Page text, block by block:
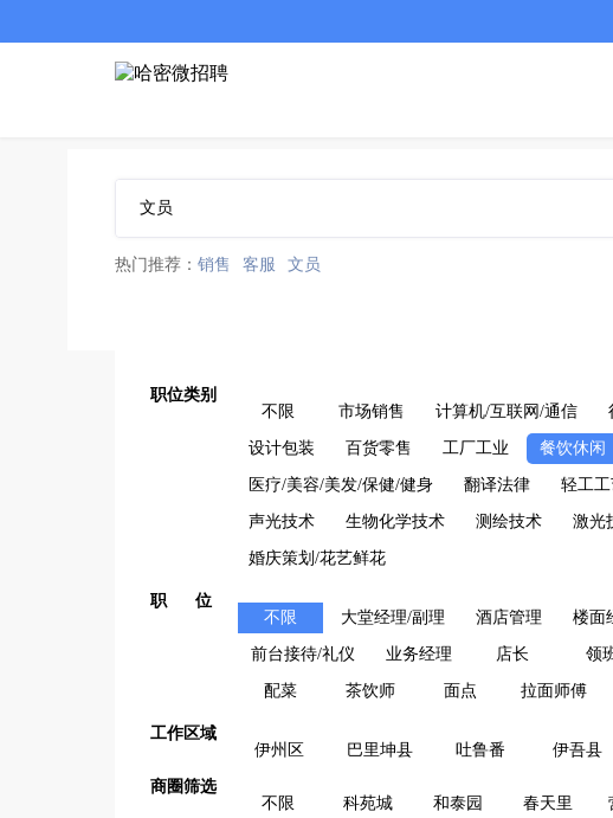
热门推荐： 销售 客服 文员
职位类别
不限
市场销售 计算机/互联网/通信
设计包装 百货零售 工厂工业 餐饮休闲
医疗/美容/美发/保健/健身 翻译法律 轻工
声光技术 生物化学技术 测绘技术 激光
婚庆策划/花艺鲜花
职 位
不限
大堂经理/副理 酒店管理 楼面
前台接待/礼仪 业务经理 店长 领
配菜 茶饮师 面点 拉面师傅
工作区域
伊州区
巴里坤县 吐鲁番 伊吾县
商圈筛选
不限
科苑城 和泰园 春天里